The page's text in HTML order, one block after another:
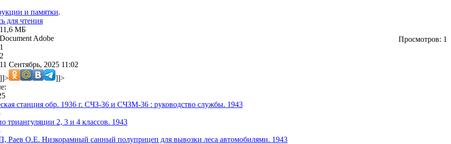
и памятки.
для чтения
Просмотров: 1
11,6 МБ
Document Adobe
1
2
11 Сентябрь, 2025 11:02
]]>
]]>
станция обр. 1936 г. СЧЗ-36 и СЧЗМ-36 : руководство службы. 1943
триангуляции 2, 3 и 4 классов. 1943
Раев О.Е. Низкорамный санный полуприцеп для вывозки леса автомобилями. 1943